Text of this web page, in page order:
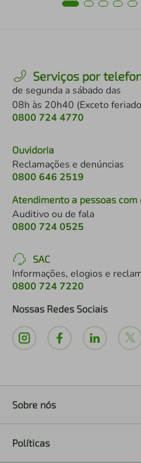
Serviços por
de segunda a sábado das
08h às 20h40 (Exceto
0800 724 4770
Ouvidoria
Reclamações e denúncias
0800 646 2519
Atendimento a pessoas com
Auditivo ou de fala
0800 724 0525
SAC
Informações, elogios e
0800 724 7220
Nossas Redes Sociais
Sobre nós
Políticas